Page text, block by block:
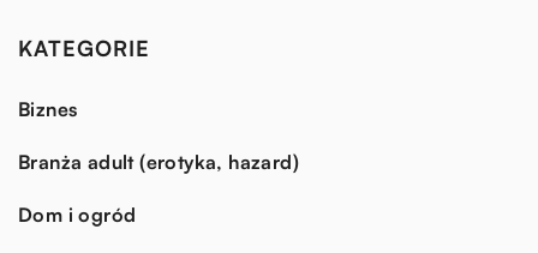
KATEGORIE
Biznes
Branża adult (erotyka, hazard)
Dom i ogród